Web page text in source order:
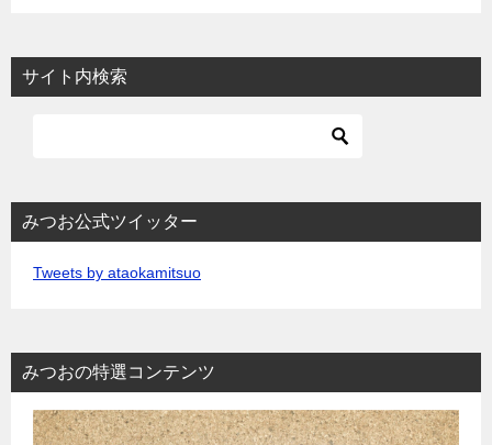
サイト内検索
みつお公式ツイッター
Tweets by ataokamitsuo
みつおの特選コンテンツ